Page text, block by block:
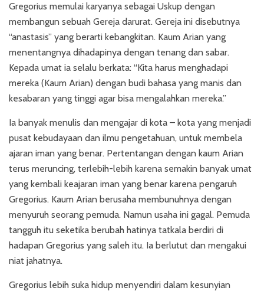
Gregorius memulai karyanya sebagai Uskup dengan
membangun sebuah Gereja darurat. Gereja ini disebutnya
“anastasis” yang berarti kebangkitan. Kaum Arian yang
menentangnya dihadapinya dengan tenang dan sabar.
Kepada umat ia selalu berkata: “Kita harus menghadapi
mereka (Kaum Arian) dengan budi bahasa yang manis dan
kesabaran yang tinggi agar bisa mengalahkan mereka.”
Ia banyak menulis dan mengajar di kota – kota yang menjadi
pusat kebudayaan dan ilmu pengetahuan, untuk membela
ajaran iman yang benar. Pertentangan dengan kaum Arian
terus meruncing, terlebih-lebih karena semakin banyak umat
yang kembali keajaran iman yang benar karena pengaruh
Gregorius. Kaum Arian berusaha membunuhnya dengan
menyuruh seorang pemuda. Namun usaha ini gagal. Pemuda
tangguh itu seketika berubah hatinya tatkala berdiri di
hadapan Gregorius yang saleh itu. Ia berlutut dan mengakui
niat jahatnya.
Gregorius lebih suka hidup menyendiri dalam kesunyian